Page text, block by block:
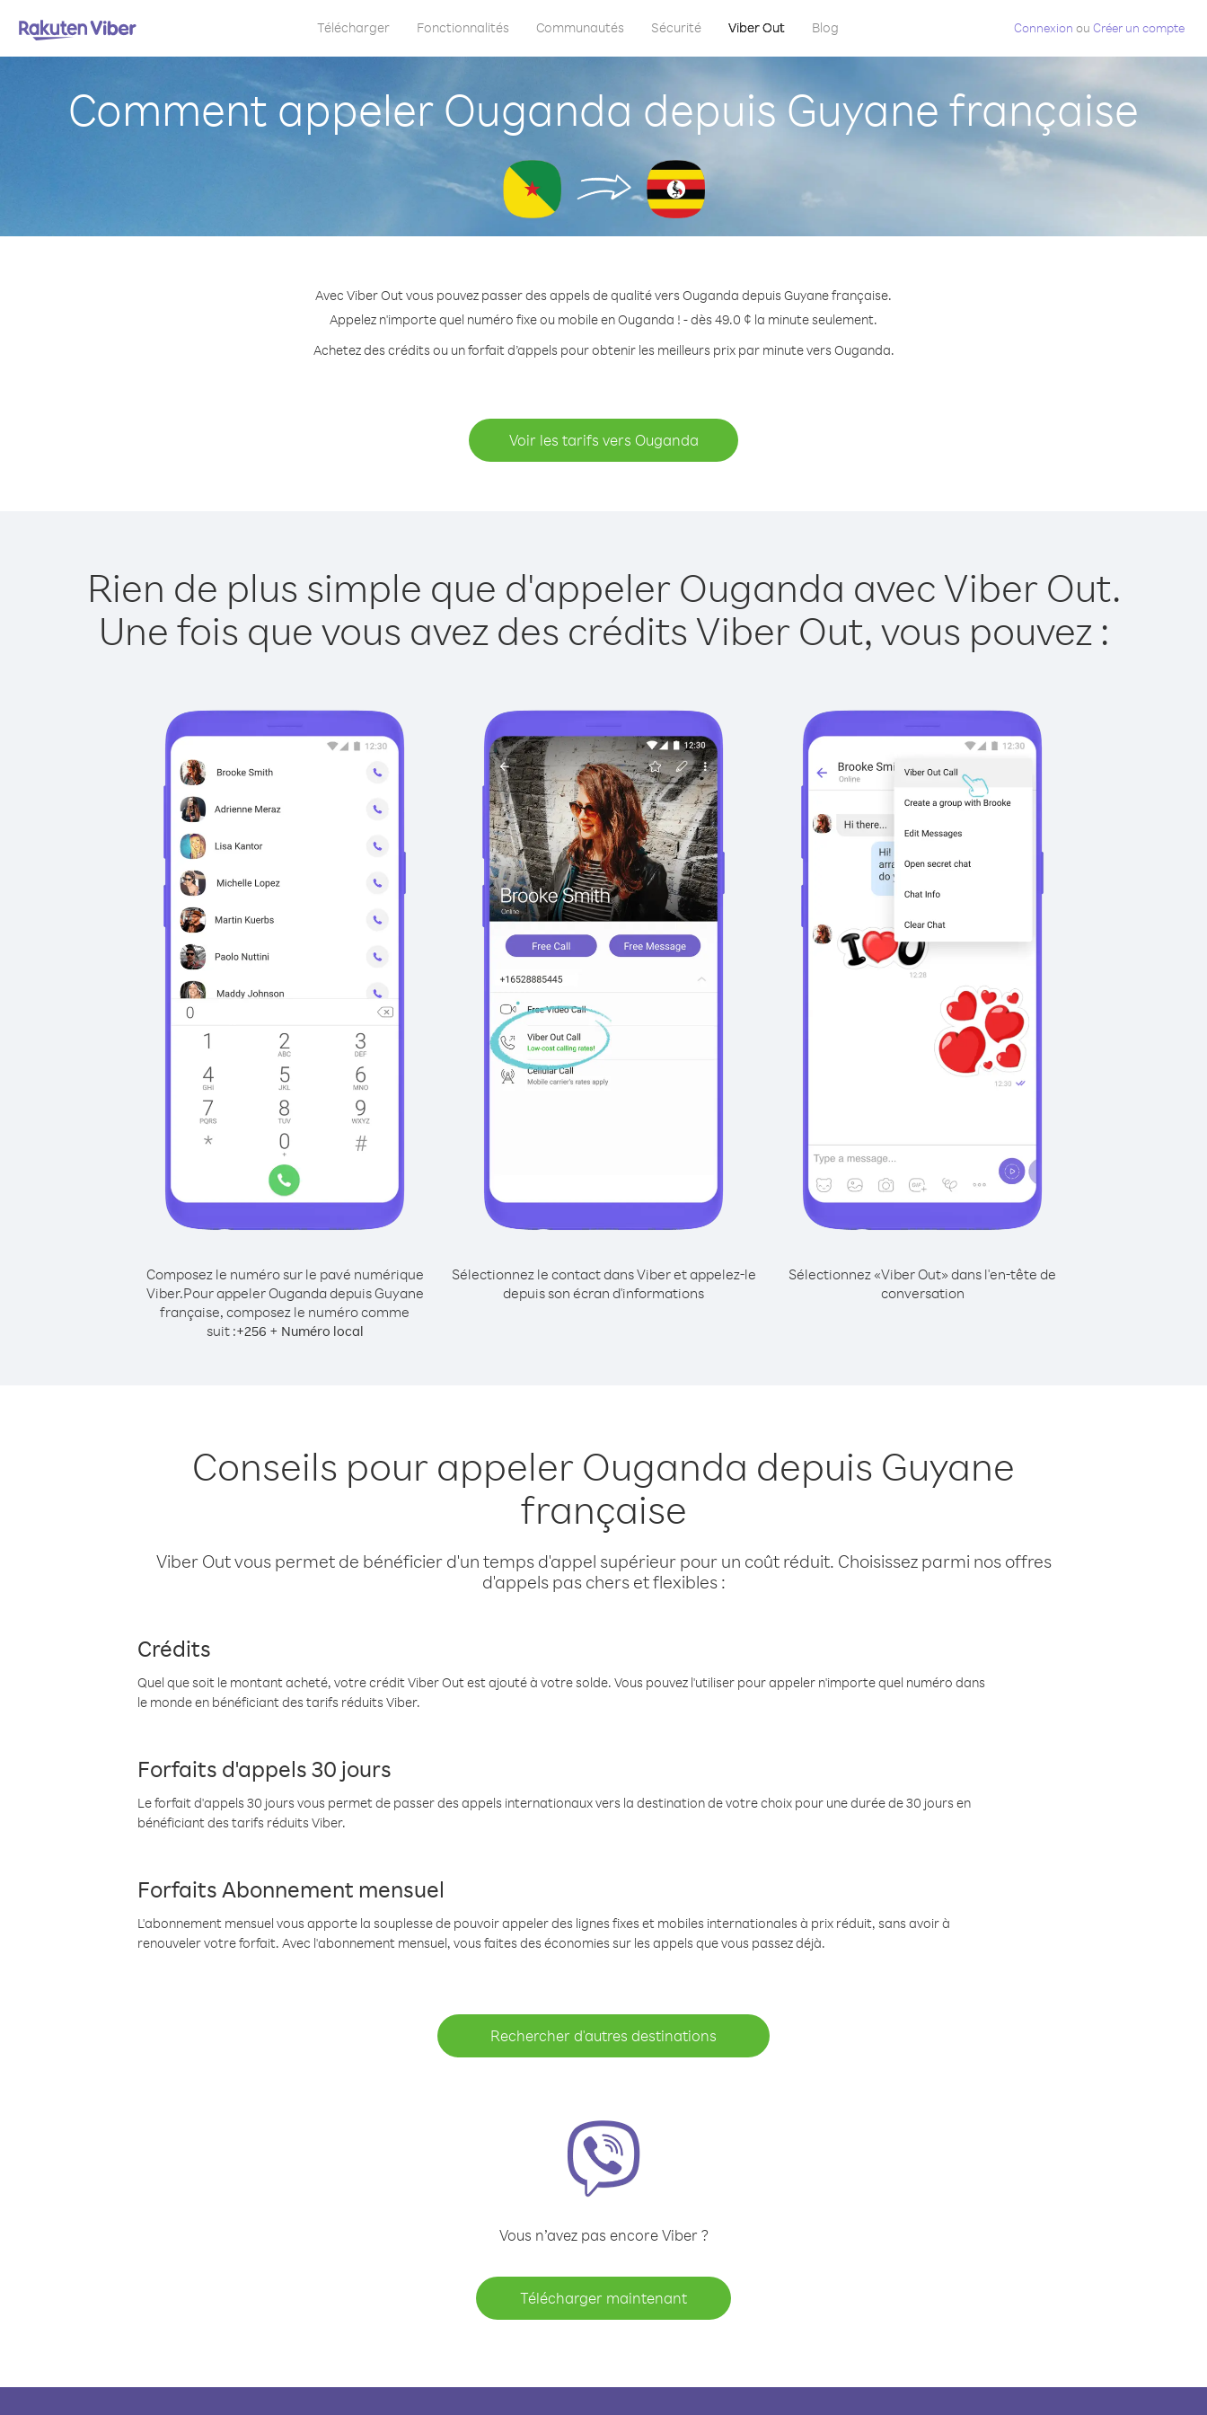
Télécharger Fonctionnalités Communautés Sécurité Viber Out Blog Connexion ou Créer un compte
Comment appeler Ouganda depuis Guyane française
Avec Viber Out vous pouvez passer des appels de qualité vers Ouganda depuis Guyane française.
Appelez n'importe quel numéro fixe ou mobile en Ouganda ! - dès 49.0 ¢ la minute seulement.
Achetez des crédits ou un forfait d’appels pour obtenir les meilleurs prix par minute vers Ouganda.
Voir les tarifs vers Ouganda
Rien de plus simple que d'appeler Ouganda avec Viber Out.
Une fois que vous avez des crédits Viber Out, vous pouvez :
Composez le numéro sur le pavé numérique
Viber.Pour appeler Ouganda depuis Guyane
française, composez le numéro comme
suit :+256 + Numéro local
Sélectionnez le contact dans Viber et appelez-le
depuis son écran d'informations
Sélectionnez «Viber Out» dans l'en-tête de
conversation
Conseils pour appeler Ouganda depuis Guyane
française
Viber Out vous permet de bénéficier d'un temps d'appel supérieur pour un coût réduit. Choisissez parmi nos offres
d'appels pas chers et flexibles :
Crédits
Quel que soit le montant acheté, votre crédit Viber Out est ajouté à votre solde. Vous pouvez l'utiliser pour appeler n'importe quel numéro dans
le monde en bénéficiant des tarifs réduits Viber.
Forfaits d'appels 30 jours
Le forfait d'appels 30 jours vous permet de passer des appels internationaux vers la destination de votre choix pour une durée de 30 jours en
bénéficiant des tarifs réduits Viber.
Forfaits Abonnement mensuel
L'abonnement mensuel vous apporte la souplesse de pouvoir appeler des lignes fixes et mobiles internationales à prix réduit, sans avoir à
renouveler votre forfait. Avec l'abonnement mensuel, vous faites des économies sur les appels que vous passez déjà.
Rechercher d'autres destinations
Vous n’avez pas encore Viber ?
Télécharger maintenant